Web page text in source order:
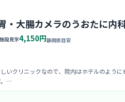
・大腸カメラのうおたに内
施設見学4,150円静岡県目安
いクリニックなので、院内はホテルのよう
しており、スタッフ同士もお互いを助け合
す。